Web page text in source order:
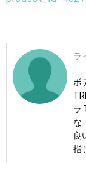
ラ
ボ
ラ
な
良
指